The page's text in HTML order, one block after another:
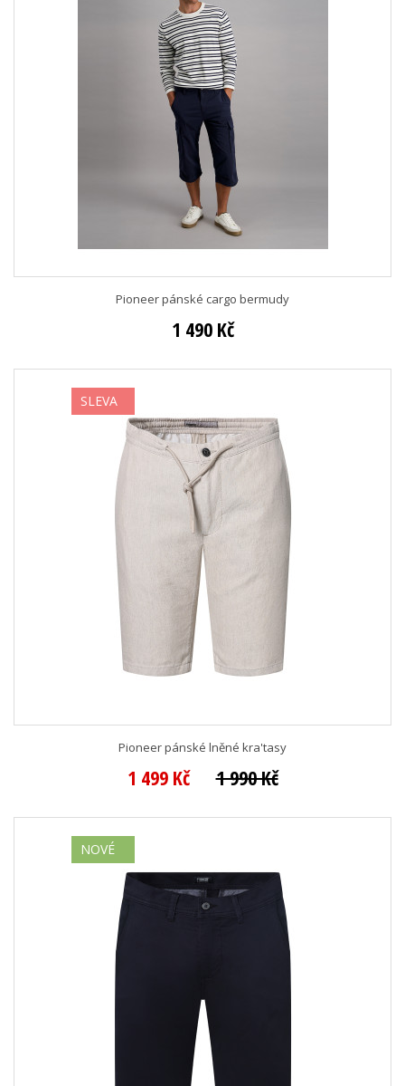
Pioneer pánské cargo bermudy
1 490 Kč
SLEVA
Pioneer pánské lněné kra'tasy
1 499 Kč 1 990 Kč
NOVÉ